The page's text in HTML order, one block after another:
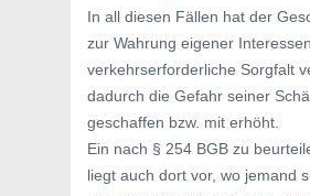
In all diesen Fällen hat der
zur Wahrung eigener Interessen
verkehrserforderliche Sorgfalt
dadurch die Gefahr seiner
geschaffen bzw. mit erhöht.
Ein nach § 254 BGB zu
liegt auch dort vor, wo jemand